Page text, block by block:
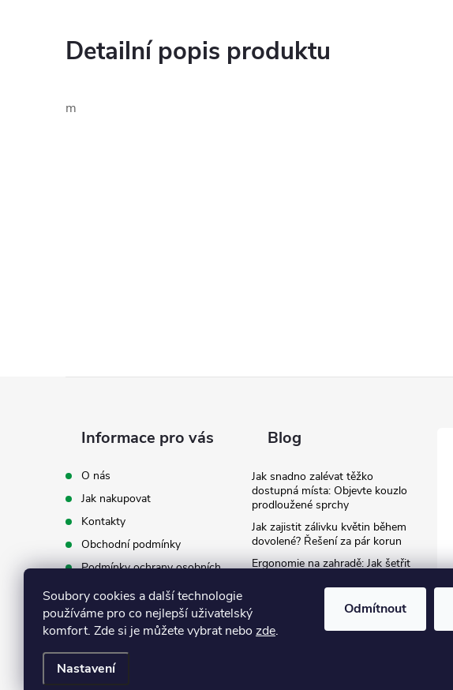
Soubory cookies a další technologie
používáme pro co nejlepší uživatelský
komfort. Zde si je můžete vybrat nebo zde.
Nastavení
Odmítnout
Detailní popis produktu
m
Informace pro vás
O nás
Jak nakupovat
Kontakty
Obchodní podmínky
Podmínky ochrany osobních
Ke stažení
Blog
Jak snadno zalévat těžko
dostupná místa: Objevte kouzlo
prodloužené sprchy
Jak zajistit zálivku květin během
dovolené? Řešení za pár korun
Ergonomie na zahradě: Jak šetřit
Copyright 2026